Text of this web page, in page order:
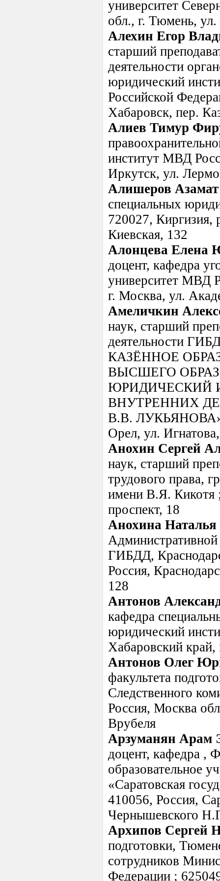
университет
обл., г. Тюмень,
Алехин Егор
старший
деятельности
юридический
Российской
Хабаровск, пер.
Алиев Тимур
институт МВД
Иркутск, ул.
Алишеров
специальных
720027, Киргизия,
Киевская, 132
Алонцева Елена
доцент, кафедра
университет МВД
г. Москва, ул.
Амеличкин
наук, старший
деятельности
КАЗЁННОЕ
ВЫСШЕГО
ЮРИДИЧЕСКИЙ
ВНУТРЕННИХ
В.В. ЛУКЬЯНОВА» ;
Орел, ул.
Анохин Сергей
наук, старший
трудового права,
имени В.Я. Кикотя
проспект, 18
Анохина
Административной
ГИБДД,
Россия,
128
Антонов
кафедра
юридический
Хабаровский
Антонов Олег
факультета
Следственного
Россия, Москва
Врубеля
Арзуманян Арам
доцент, кафедра ,
образовательное
«Саратовская
410056, Россия,
Чернышевского
Архипов Сергей
подготовки,
сотрудников
Федерации ;